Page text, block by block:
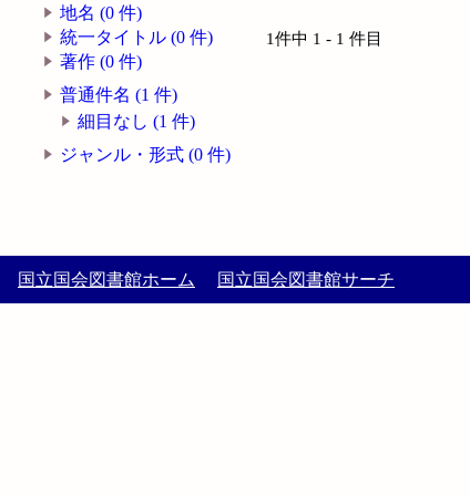
地名 (0 件)
統一タイトル (0 件)
著作 (0 件)
普通件名 (1 件)
細目なし (1 件)
ジャンル・形式 (0 件)
1件中 1 - 1 件目
国立国会図書館ホーム 国立国会図書館サーチ